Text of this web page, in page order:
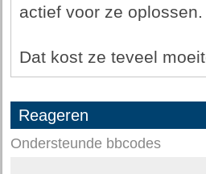
actief voor ze oplossen.
Dat kost ze teveel
Reageren
Ondersteunde bbcodes